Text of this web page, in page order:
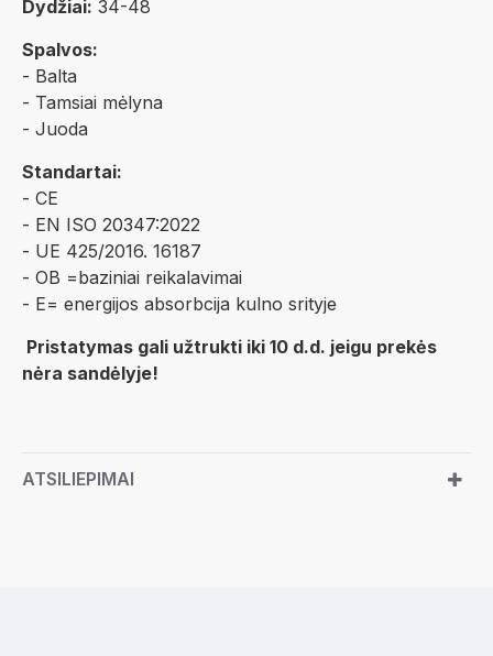
Dydžiai: 34-48
Spalvos:
- Balta
- Tamsiai mėlyna
- Juoda
Standartai:
- CE
- EN ISO 20347:2022
- UE 425/2016. 16187
- OB =baziniai reikalavimai
- E= energijos absorbcija kulno srityje
Pristatymas gali užtrukti iki 10 d.d. jeigu prekės
nėra sandėlyje!
ATSILIEPIMAI